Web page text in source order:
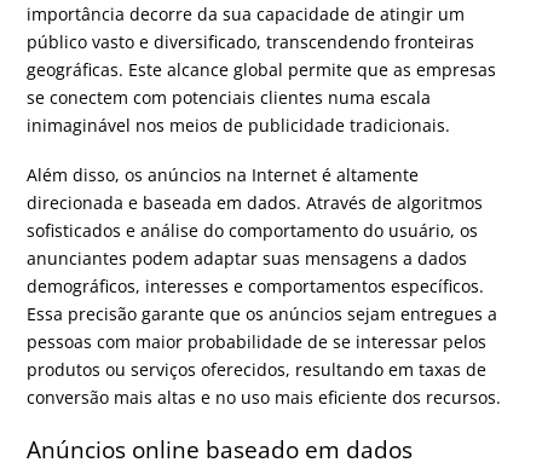
importância decorre da sua capacidade de atingir um
público vasto e diversificado, transcendendo fronteiras
geográficas. Este alcance global permite que as empresas
se conectem com potenciais clientes numa escala
inimaginável nos meios de publicidade tradicionais.
Além disso, os anúncios na Internet é altamente
direcionada e baseada em dados. Através de algoritmos
sofisticados e análise do comportamento do usuário, os
anunciantes podem adaptar suas mensagens a dados
demográficos, interesses e comportamentos específicos.
Essa precisão garante que os anúncios sejam entregues a
pessoas com maior probabilidade de se interessar pelos
produtos ou serviços oferecidos, resultando em taxas de
conversão mais altas e no uso mais eficiente dos recursos.
Anúncios online baseado em dados